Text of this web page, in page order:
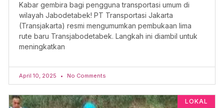
Kabar gembira bagi pengguna transportasi umum di
wilayah Jabodetabek! PT Transportasi Jakarta
(Transjakarta) resmi mengumumkan pembukaan lima
rute baru Transjabodetabek. Langkah ini diambil untuk
meningkatkan
April 10, 2025 No Comments
LOKAL